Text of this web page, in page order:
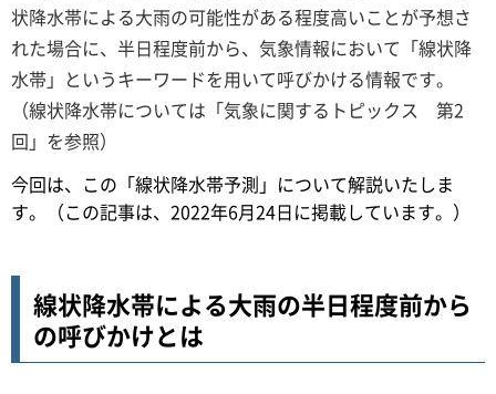
状降水帯による大雨の可能性がある程度高いことが予想さ
れた場合に、半日程度前から、気象情報において「線状降
水帯」というキーワードを用いて呼びかける情報です。
（線状降水帯については「気象に関するトピックス 第2
回」を参照）
今回は、この「線状降水帯予測」について解説いたしま
す。（この記事は、2022年6月24日に掲載しています。）
線状降水帯による大雨の半日程度前から
の呼びかけとは